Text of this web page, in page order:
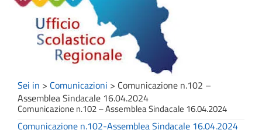
Sei in > Comunicazioni > Comunicazione n.102 –
Assemblea Sindacale 16.04.2024
Comunicazione n.102 – Assemblea Sindacale 16.04.2024
Comunicazione n.102-Assemblea Sindacale 16.04.2024